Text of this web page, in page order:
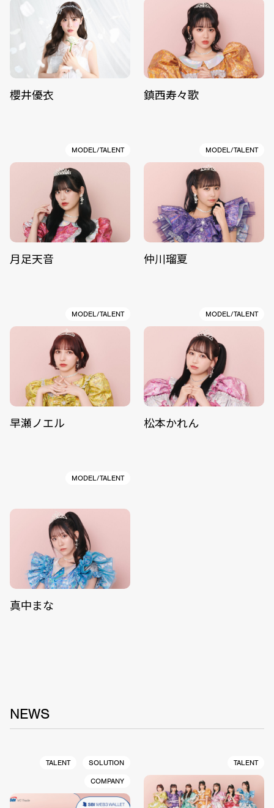
櫻井優衣 鎮西寿々歌
MODEL/TALENT
月足天音
MODEL/TALENT
仲川瑠夏
MODEL/TALENT
早瀬ノエル
MODEL/TALENT
松本かれん
MODEL/TALENT
真中まな
NEWS
TALENT
SOLUTION
COMPANY
TALENT